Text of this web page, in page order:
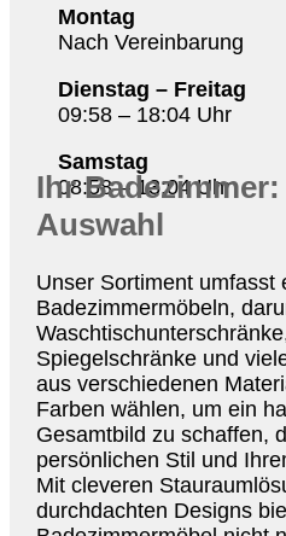
Montag
Nach Vereinbarung
Dienstag – Freitag
09:58 – 18:04 Uhr
Samstag
08:58 – 13:04 Uhr
Ihr
Auswahl
Unser Sortiment umfasst
Badezimmermöbeln,
Spiegelschränke und
aus verschiedenen
Farben wählen, um ein
Gesamtbild zu schaffen,
persönlichen Stil und
Mit cleveren
durchdachten Designs